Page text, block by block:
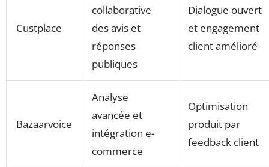
Custplace
collaborative
des avis et
réponses
publiques
Dialogue ouvert
et engagement
client amélioré
Bazaarvoice
Analyse
avancée et
intégration e-
commerce
Optimisation
produit par
feedback client